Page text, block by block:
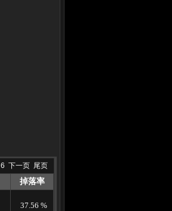
6 下一页 尾页
掉落率
37.56 %